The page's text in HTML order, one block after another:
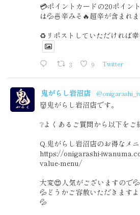
💳ポイントカードの20ポイン
は💦🍜辛みそ🔥超辛が含まれ
♻️リポストしていただければ
3 9 Twitter
鬼がらし岩沼店
👹鬼がらし岩沼店です。
❔よくあるご質問から以下をご
Q.鬼がらし岩沼店のお得なメ
https://onigarashi-
value-menu/
大変😍人気がございますので
💦どうかご容赦いただきます
💦